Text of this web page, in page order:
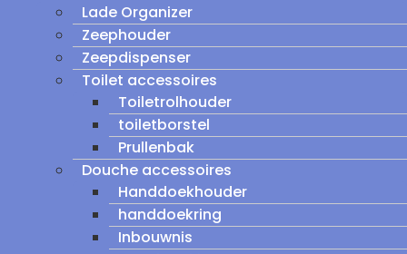
Lade Organizer
Zeephouder
Zeepdispenser
Toilet accessoires
Toiletrolhouder
toiletborstel
Prullenbak
Douche accessoires
Handdoekhouder
handdoekring
Inbouwnis